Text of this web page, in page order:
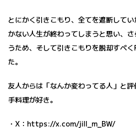
とにかく引きこもり、全てを遮断して
かない人生が終わってしまうと思い、
うため、そして引きこもりを脱却すべ
た。
友人からは「なんか変わってる人」と
手料理が好き。
・X： https://x.com/jill_m_BW/